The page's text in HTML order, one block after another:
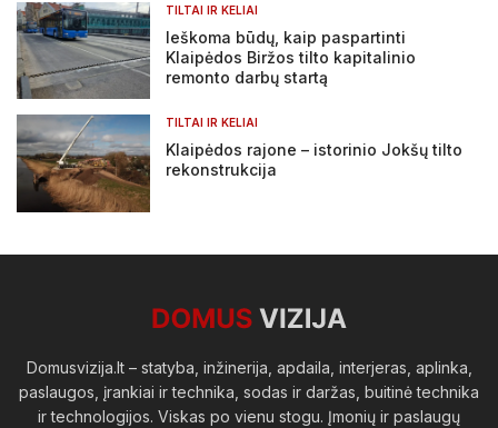
TILTAI IR KELIAI
Ieškoma būdų, kaip paspartinti
Klaipėdos Biržos tilto kapitalinio
remonto darbų startą
TILTAI IR KELIAI
Klaipėdos rajone – istorinio Jokšų tilto
rekonstrukcija
Domusvizija.lt – statyba, inžinerija, apdaila, interjeras, aplinka,
paslaugos, įrankiai ir technika, sodas ir daržas, buitinė technika
ir technologijos. Viskas po vienu stogu. Įmonių ir paslaugų